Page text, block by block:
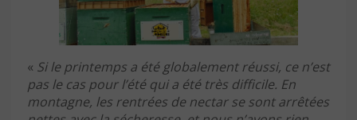
« Si le printemps a été globalement réussi, ce n’est
pas le cas pour l’été qui a été très difficile. En
montagne, les rentrées de nectar se sont arrêtées